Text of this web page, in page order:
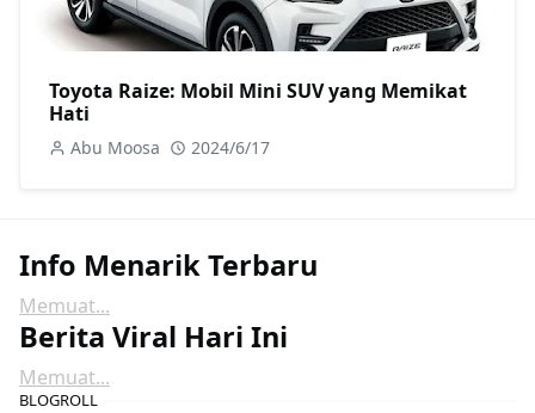
Toyota Raize: Mobil Mini SUV yang Memikat
Hati
Abu Moosa 2024/6/17
Info Menarik Terbaru
Memuat...
Berita Viral Hari Ini
Memuat...
BLOGROLL